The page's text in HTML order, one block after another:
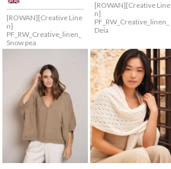
[ROWAN][Creative Line
n]
PF_RW_Creative_linen_
Snow pea
[ROWAN][Creative Line
n]
PF_RW_Creative_linen_
Deia